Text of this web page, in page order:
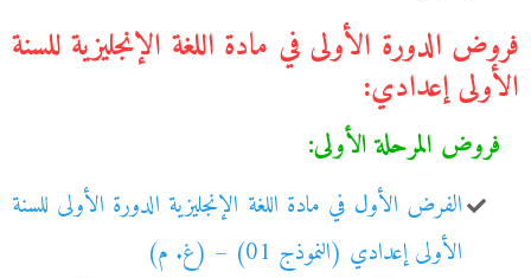
فروض الدورة الأولى في مادة اللغة الإنجليزية للسنة
الأولى إعدادي:
فروض المرحلة الأولى:
الفرض الأول في مادة اللغة الإنجليزية الدورة الأولى للسنة
الأولى إعدادي (النموذج 01) – (غ. م)